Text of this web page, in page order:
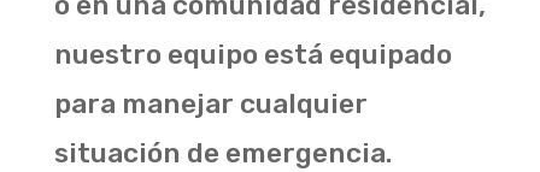
nuestro equipo está equipado
para manejar cualquier
situación de emergencia.